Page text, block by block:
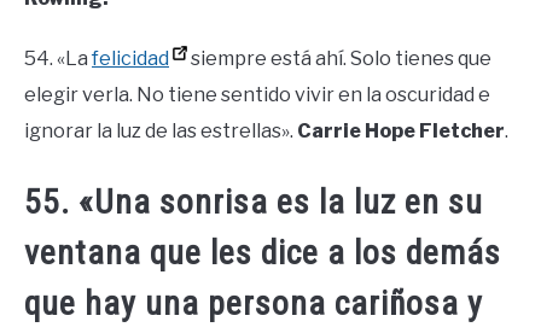
54. «La felicidad
siempre está ahí. Solo tienes que
elegir verla. No tiene sentido vivir en la oscuridad e
ignorar la luz de las estrellas». Carrie Hope Fletcher.
55. «Una sonrisa es la luz en su
ventana que les dice a los demás
que hay una persona cariñosa y